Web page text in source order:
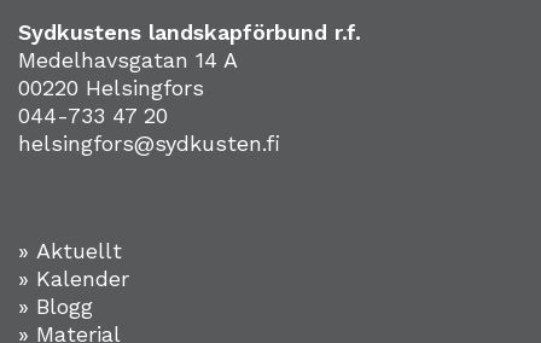
Sydkustens landskapförbund r.f.
Medelhavsgatan 14 A
00220 Helsingfors
044-733 47 20
helsingfors@sydkusten.fi
» Aktuellt
» Kalender
» Blogg
» Material